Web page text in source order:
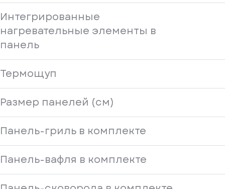
Интегрированные
нагревательные элементы в
панель
Термощуп
Размер панелей (см)
Панель-гриль в комплекте
Панель-вафля в комплекте